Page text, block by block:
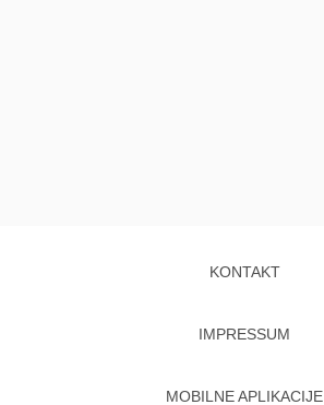
KONTAKT
IMPRESSUM
MOBILNE APLIKACIJE